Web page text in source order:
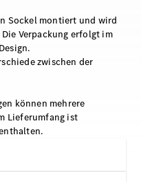
Sockel montiert und wird
Verpackung erfolgt im
zwischen der
können mehrere
Lieferumfang ist